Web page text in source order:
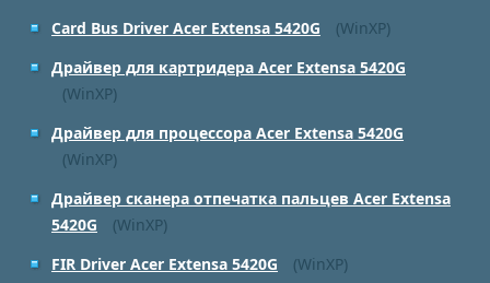
Card Bus Driver Acer Extensa 5420G
(WinXP)
Драйвер для картридера Acer Extensa 5420G
(WinXP)
Драйвер для процессора Acer Extensa 5420G
(WinXP)
Драйвер сканера отпечатка пальцев Acer Extensa
5420G
(WinXP)
FIR Driver Acer Extensa 5420G
(WinXP)